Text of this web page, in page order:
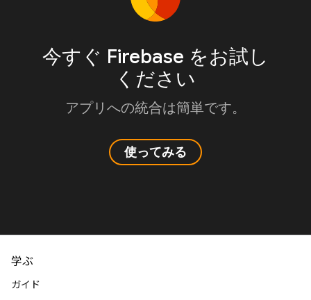
今すぐ Firebase をお試し
ください
アプリへの統合は簡単です。
使ってみる
学ぶ
ガイド